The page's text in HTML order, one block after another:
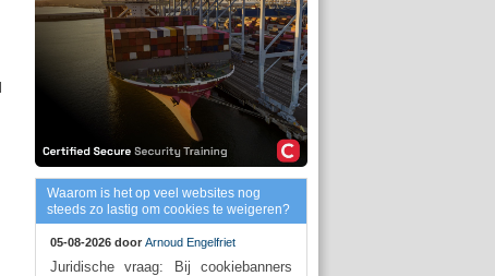
Waarom is het op veel websites nog
steeds zo lastig om cookies te weigeren?
05-08-2026 door Arnoud Engelfriet
Juridische vraag: Bij cookiebanners